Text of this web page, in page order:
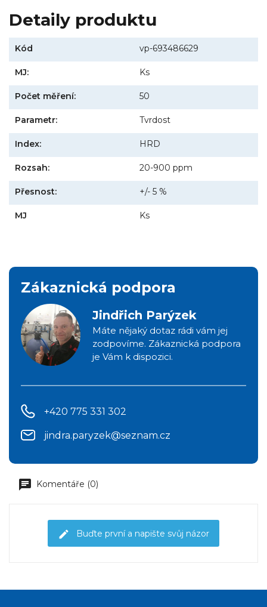
Detaily produktu
Kód vp-693486629
MJ: Ks
Počet měření: 50
Parametr: Tvrdost
Index: HRD
Rozsah: 20-900 ppm
Přesnost: +/- 5 %
MJ Ks
Zákaznická podpora
Jindřich Parýzek
Máte nějaký dotaz rádi vám jej
zodpovíme. Zákaznická podpora
je Vám k dispozici.
+420 775 331 302
jindra.paryzek@seznam.cz
Komentáře (0)
Buďte první a napište svůj názor